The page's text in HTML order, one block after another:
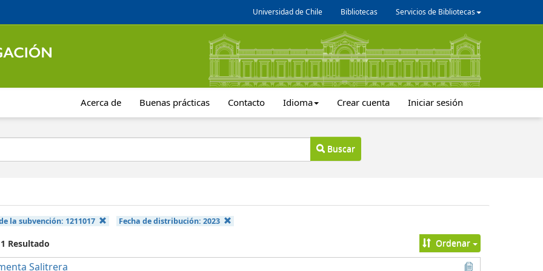
Universidad de Chile Bibliotecas Servicios de Bibliotecas
Acerca de Buenas prácticas Contacto Idioma Crear cuenta Iniciar sesión
Buscar
la subvención: 1211017 Fecha de distribución:2023
Resultado Ordenar
Salitrera